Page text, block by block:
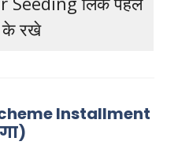
के रखे
Installment